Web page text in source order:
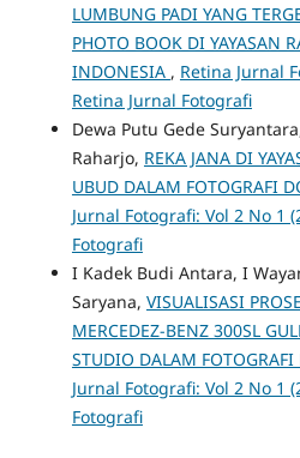
LUMBUNG PADI YANG
PHOTO BOOK DI YAYASAN
INDONESIA , Retina Jurnal
Retina Jurnal Fotografi
Dewa Putu Gede
Raharjo, REKA JANA DI
UBUD DALAM FOTOGRAFI
Jurnal Fotografi: Vol 2 No 1
Fotografi
I Kadek Budi Antara, I
Saryana, VISUALISASI
MERCEDEZ-BENZ 300SL
STUDIO DALAM
Jurnal Fotografi: Vol 2 No 1
Fotografi